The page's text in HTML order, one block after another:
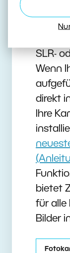
SLR-
Wenn
direkt
Ihre
bietet
für alle
Bilder